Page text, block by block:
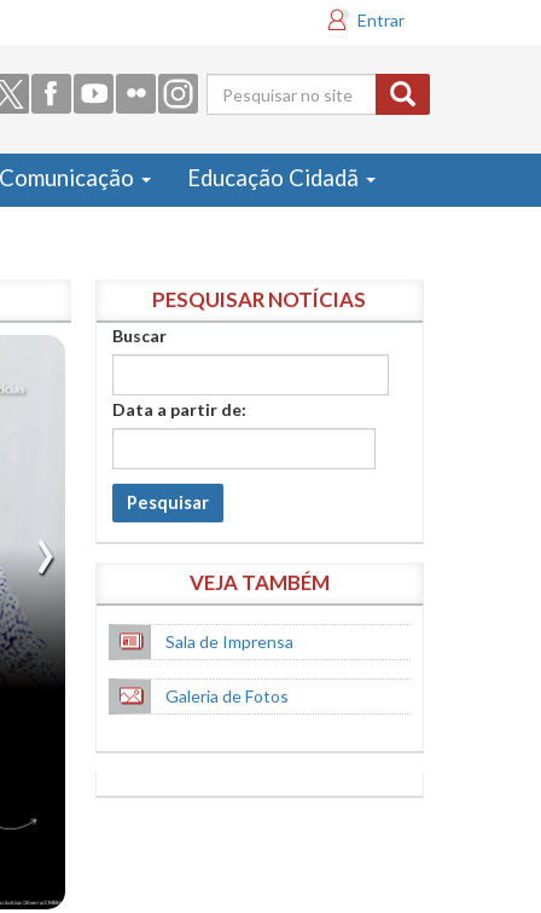
Entrar
Formulário
de busca
Comunicação Educação Cidadã
PESQUISAR NOTÍCIAS
Buscar
Data a partir de:
Pesquisar
VEJA TAMBÉM
Sala de Imprensa
Galeria de Fotos